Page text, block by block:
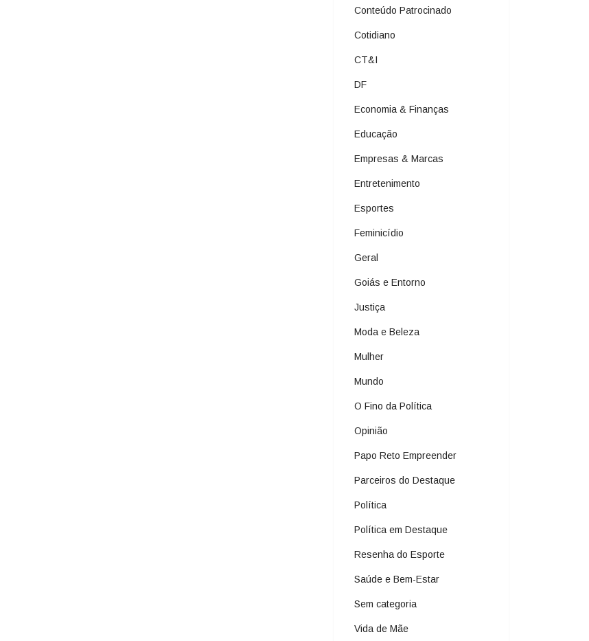
Conteúdo Patrocinado
Cotidiano
CT&I
DF
Economia & Finanças
Educação
Empresas & Marcas
Entretenimento
Esportes
Feminicídio
Geral
Goiás e Entorno
Justiça
Moda e Beleza
Mulher
Mundo
O Fino da Política
Opinião
Papo Reto Empreender
Parceiros do Destaque
Política
Política em Destaque
Resenha do Esporte
Saúde e Bem-Estar
Sem categoria
Vida de Mãe